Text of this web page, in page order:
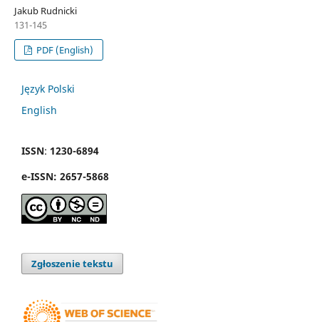
Jakub Rudnicki
131-145
PDF (English)
Język Polski
English
ISSN: 1230-6894
e-ISSN: 2657-5868
Zgłoszenie tekstu